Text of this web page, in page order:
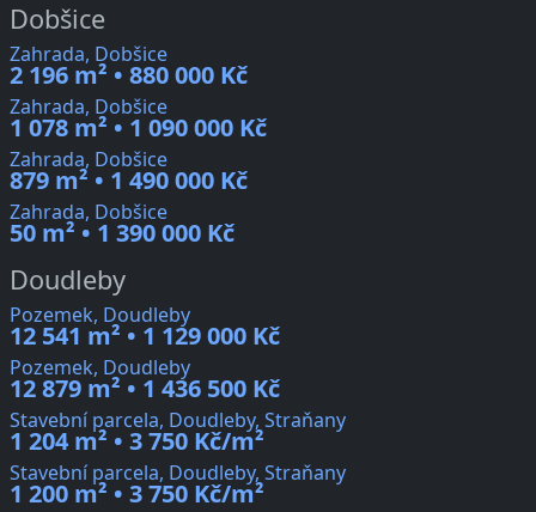
Dobšice
Zahrada, Dobšice
2 196 m² • 880 000 Kč
Zahrada, Dobšice
1 078 m² • 1 090 000 Kč
Zahrada, Dobšice
879 m² • 1 490 000 Kč
Zahrada, Dobšice
50 m² • 1 390 000 Kč
Doudleby
Pozemek, Doudleby
12 541 m² • 1 129 000 Kč
Pozemek, Doudleby
12 879 m² • 1 436 500 Kč
Stavební parcela, Doudleby, Straňany
1 204 m² • 3 750 Kč/m²
Stavební parcela, Doudleby, Straňany
1 200 m² • 3 750 Kč/m²